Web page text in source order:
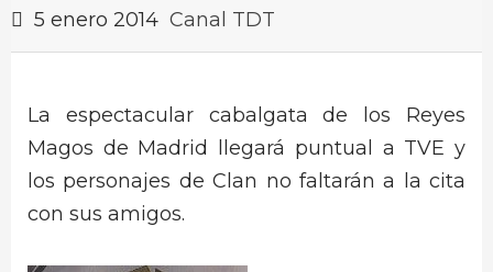
5 enero 2014 Canal TDT
La espectacular cabalgata de los Reyes
Magos de Madrid llegará puntual a TVE y
los personajes de Clan no faltarán a la cita
con sus amigos.